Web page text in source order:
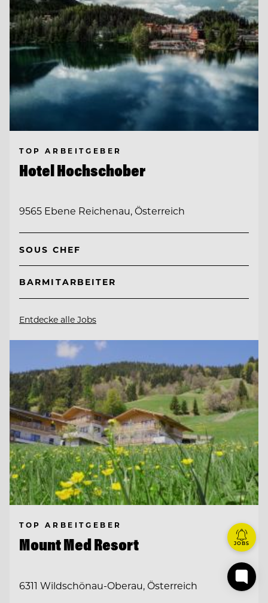
TOP ARBEITGEBER
Hotel Hochschober
9565 Ebene Reichenau, Österreich
SOUS CHEF
BARMITARBEITER
Entdecke alle Jobs
TOP ARBEITGEBER
Mount Med Resort
6311 Wildschönau-Oberau, Österreich
JOBS